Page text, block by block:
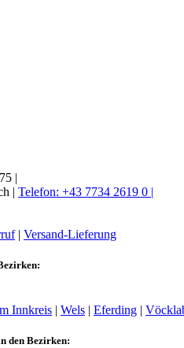
|
| Telefon: +43 7734 2619 0 |
| Versand-Lieferung
Innkreis | Wels | Eferding |
den Bezirken: